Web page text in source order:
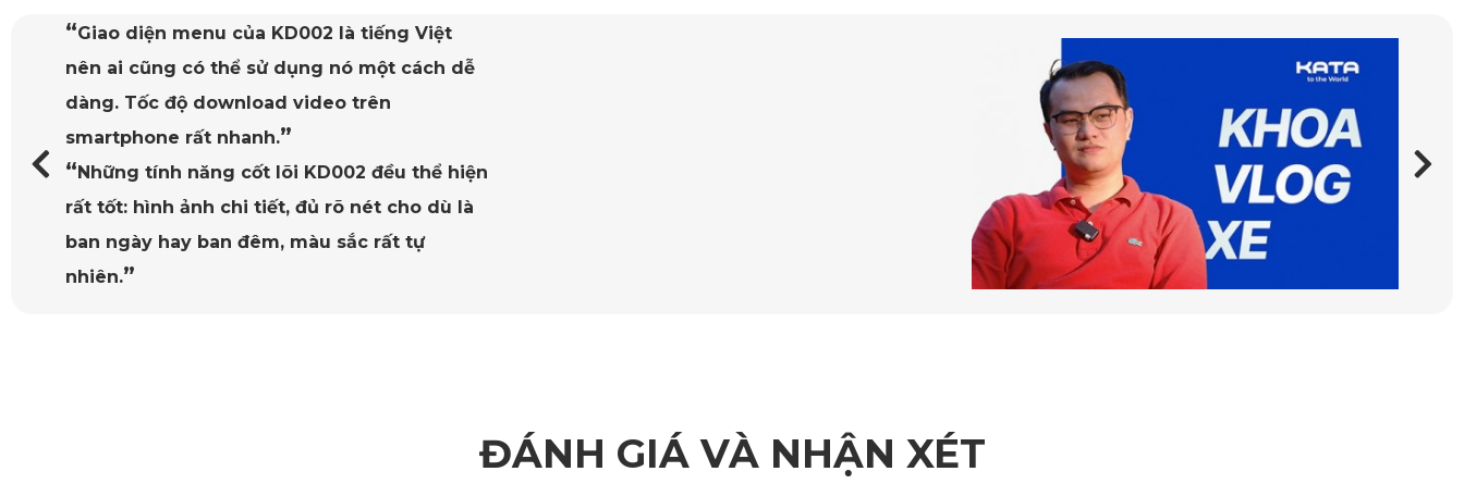
“Mặt trước thảm KATA chống nước, chống
bụi bẩn rất tốt. Mặt sau có chống trơn trượt.
Lắp đặt thì quá đơn giản!
“Vừa in theo xe, giá hợp lý, an toàn cho
người sử dụng.”
ĐÁNH GIÁ VÀ NHẬN XÉT